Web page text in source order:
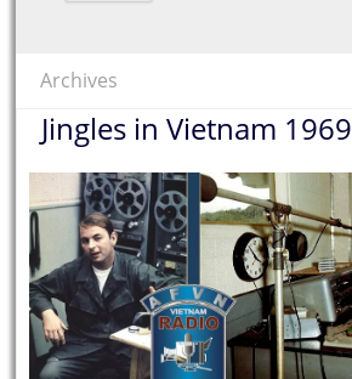
Archives
Jingles in Vietnam 1969